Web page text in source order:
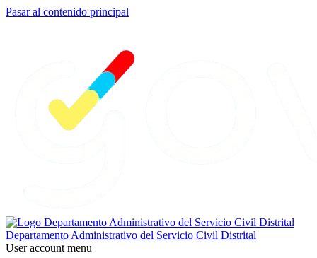
Pasar al contenido principal
Departamento Administrativo del Servicio Civil Distrital
User account menu